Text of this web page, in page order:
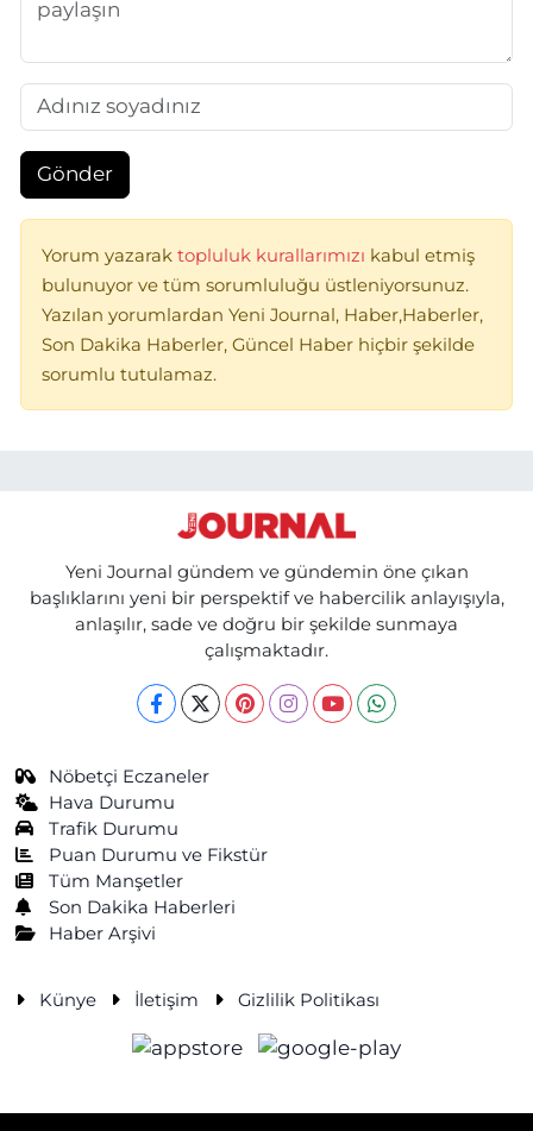
Gönder
Yorum yazarak topluluk kurallarımızı kabul etmiş
bulunuyor ve tüm sorumluluğu üstleniyorsunuz.
Yazılan yorumlardan Yeni Journal, Haber,Haberler,
Son Dakika Haberler, Güncel Haber hiçbir şekilde
sorumlu tutulamaz.
Yeni Journal gündem ve gündemin öne çıkan
başlıklarını yeni bir perspektif ve habercilik anlayışıyla,
anlaşılır, sade ve doğru bir şekilde sunmaya
çalışmaktadır.
Nöbetçi Eczaneler
Hava Durumu
Trafik Durumu
Puan Durumu ve Fikstür
Tüm Manşetler
Son Dakika Haberleri
Haber Arşivi
Künye İletişim Gizlilik Politikası